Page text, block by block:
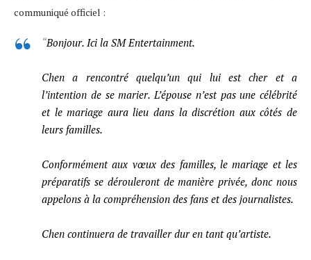
communiqué officiel :
“Bonjour. Ici la SM Entertainment.
Chen a rencontré quelqu’un qui lui est cher et a
l’intention de se marier. L’épouse n’est pas une célébrité
et le mariage aura lieu dans la discrétion aux côtés de
leurs familles.
Conformément aux vœux des familles, le mariage et les
préparatifs se dérouleront de manière privée, donc nous
appelons à la compréhension des fans et des journalistes.
Chen continuera de travailler dur en tant qu’artiste.